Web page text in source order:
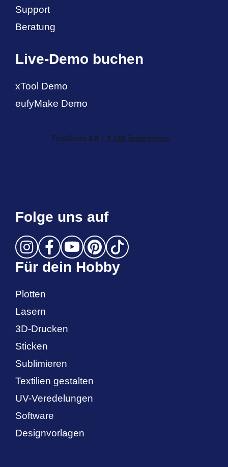
Support
Beratung
Live-Demo buchen
xTool Demo
eufyMake Demo
Folge uns auf
Für dein Hobby
Plotten
Lasern
3D-Drucken
Sticken
Sublimieren
Textilien gestalten
UV-Veredelungen
Software
Designvorlagen